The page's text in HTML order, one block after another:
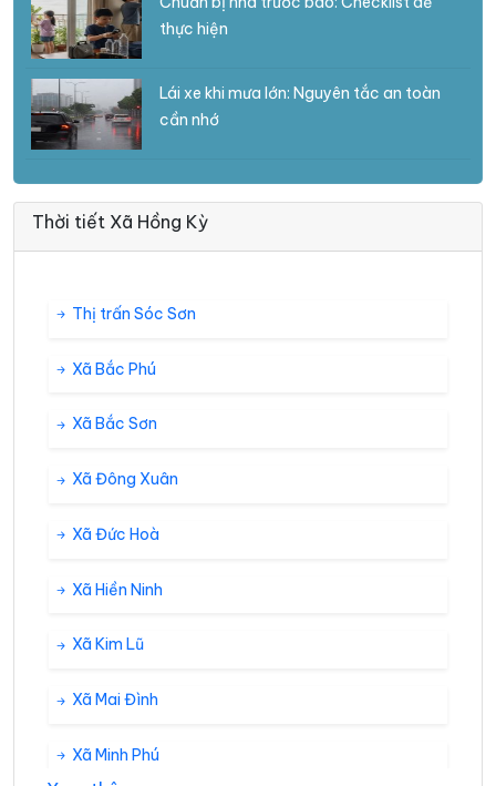
thực hiện
Lái xe khi mưa lớn: Nguyên tắc an toàn
cần nhớ
Thời tiết Xã Hồng Kỳ
Thị trấn Sóc Sơn
Xã Bắc Phú
Xã Bắc Sơn
Xã Đông Xuân
Xã Đức Hoà
Xã Hiền Ninh
Xã Kim Lũ
Xã Mai Đình
Xã Minh Phú